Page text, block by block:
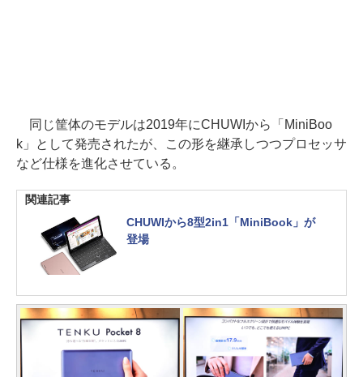
同じ筐体のモデルは2019年にCHUWIから「MiniBoo
k」として発売されたが、この形を継承しつつプロセッサ
など仕様を進化させている。
関連記事
CHUWIから8型2in1「MiniBook」が
登場